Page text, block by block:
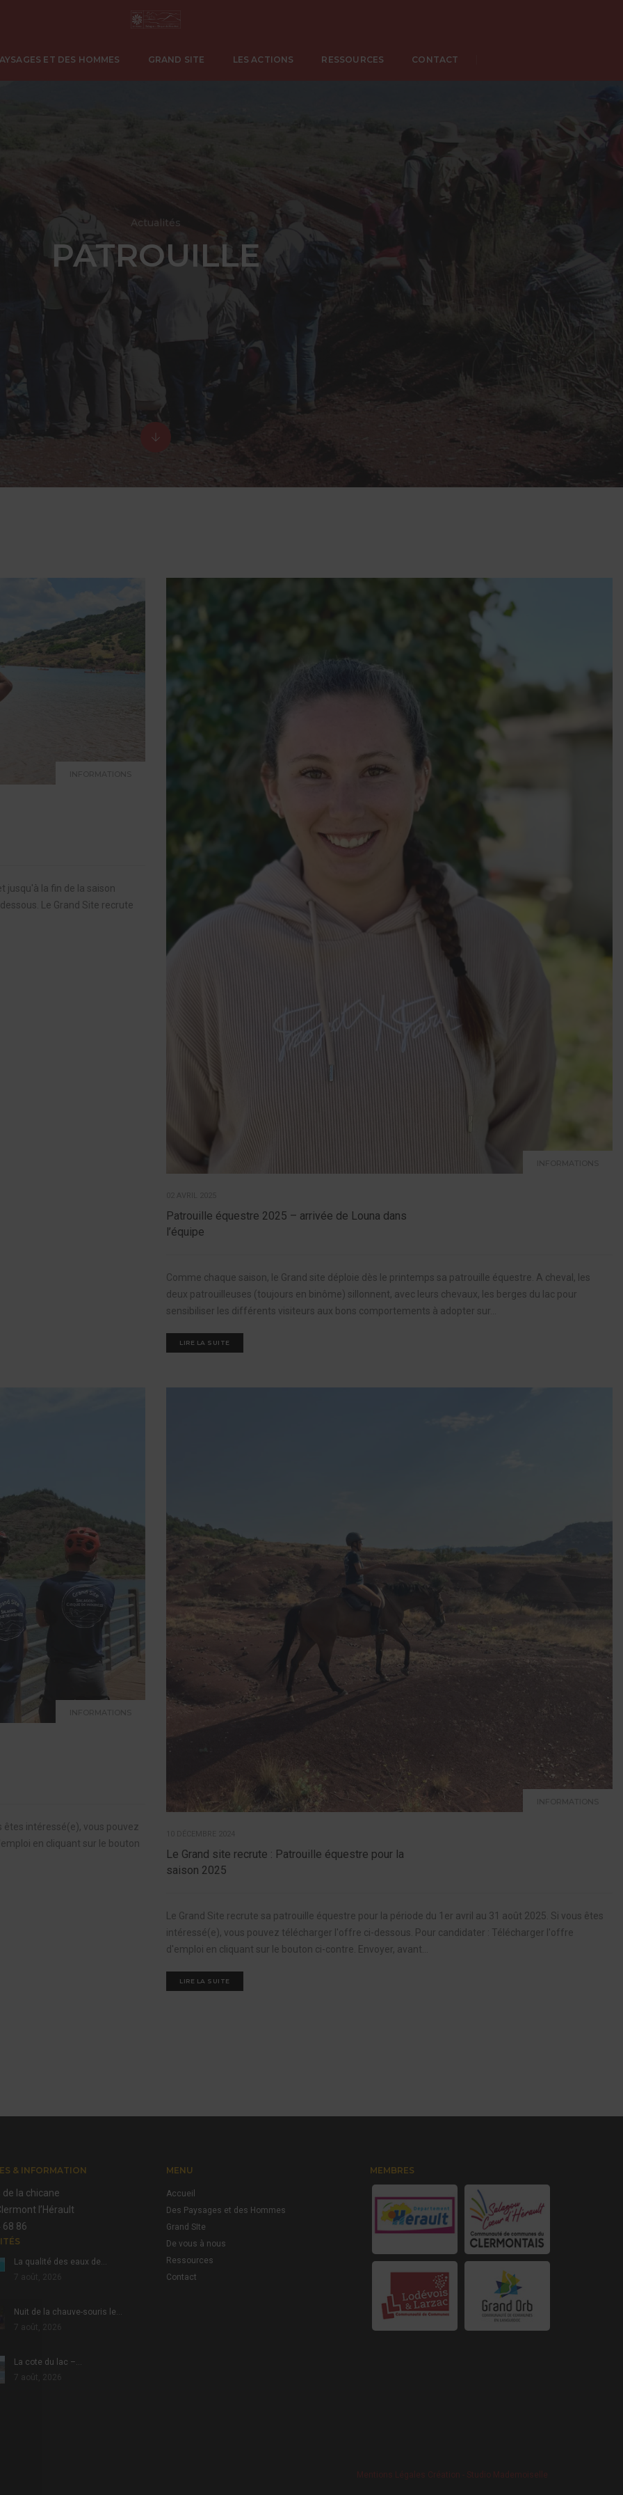
ET DES HOMMES GRAND SITE LES ACTIONS RESSOURCES CONTACT
Actualités
PATROUILLE
jusqu'à la fin de la saison
Le Grand Site recrute
Patrouille équestre 2025 – arrivée de Louna dans
l’équipe
Comme chaque saison, le Grand site déploie dès le printemps sa patrouille équestre. A cheval, les
deux patrouilleuses (toujours en binôme) sillonnent, avec leurs chevaux, les berges du lac pour
sensibiliser les différents visiteurs aux bons comportements à adopter sur...
LIRE LA SUITE
êtes intéressé(e), vous pouvez
en cliquant sur le bouton
Le Grand site recrute : Patrouille équestre pour la
saison 2025
Le Grand Site recrute sa patrouille équestre pour la période du 1er avril au 31 août 2025. Si vous êtes
intéressé(e), vous pouvez télécharger l'offre ci-dessous. Pour candidater : Télécharger l'offre
d'emploi en cliquant sur le bouton ci-contre. Envoyer, avant...
LIRE LA SUITE
& INFORMATION
de la chicane
l’Hérault
68 86
La qualité des eaux de…
Nuit de la chauve-souris le…
7 août, 2026
La cote du lac –…
7 août, 2026
MENU
Accueil
Des Paysages et des Hommes
Grand SIte
De vous à nous
Ressources
Contact
MEMBRES
Mentions Légales Création - Studio Mademoiselle